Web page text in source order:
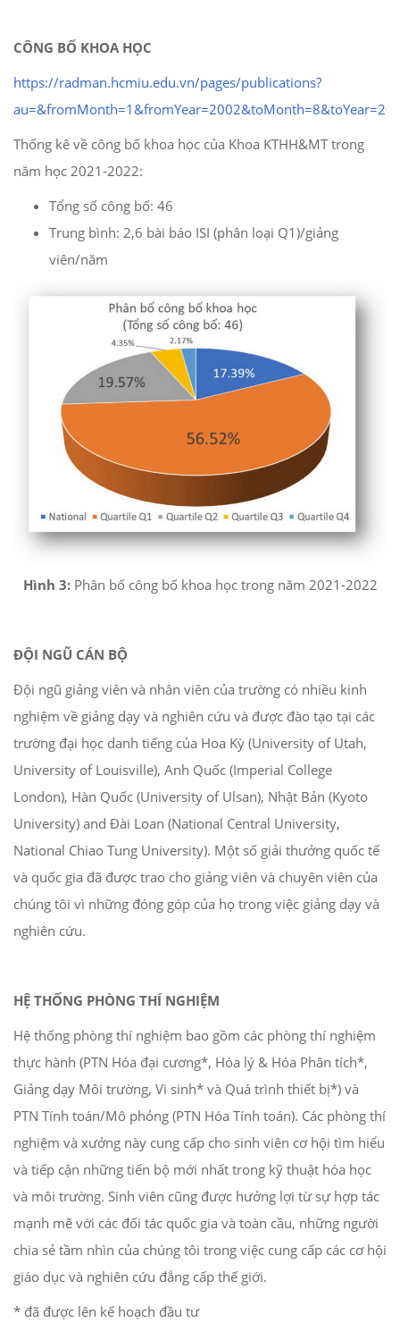
CÔNG BỐ KHOA HỌC
https://radman.hcmiu.edu.vn/pages/publications?
Thống kê về công bố khoa học của Khoa KTHH&MT trong
năm học 2021-2022:
Tổng số công bố: 46
Trung bình: 2,6 bài báo ISI (phân loại Q1)/giảng
viên/năm
Hình 3:Phân bố công bố khoa học trong năm 2021-2022
ĐỘI NGŨ CÁN BỘ
Đội ngũ giảng viên và nhân viên của trường có nhiều kinh
nghiệm về giảng dạy và nghiên cứu và được đào tạo tại các
trường đại học danh tiếng của Hoa Kỳ (University of Utah,
University of Louisville), Anh Quốc (Imperial College
London), Hàn Quốc (University of Ulsan), Nhật Bản (Kyoto
University) and Đài Loan (National Central University,
National Chiao Tung University). Một số giải thưởng quốc tế
và quốc gia đã được trao cho giảng viên và chuyên viên của
chúng tôi vì những đóng góp của họ trong việc giảng dạy và
nghiên cứu.
HỆ THỐNG PHÒNG THÍ NGHIỆM
Hệ thống phòng thí nghiệm bao gồm các phòng thí nghiệm
thực hành (PTN Hóa đại cương*, Hóa lý & Hóa Phân tích*,
Giảng dạy Môi trường, Vi sinh* và Quá trình thiết bị*) và
PTN Tính toán/Mô phỏng (PTN Hóa Tính toán). Các phòng thí
nghiệm và xưởng này cung cấp cho sinh viên cơ hội tìm hiểu
và tiếp cận những tiến bộ mới nhất trong kỹ thuật hóa học
và môi trường. Sinh viên cũng được hưởng lợi từ sự hợp tác
mạnh mẽ với các đối tác quốc gia và toàn cầu, những người
chia sẻ tầm nhìn của chúng tôi trong việc cung cấp các cơ hội
giáo dục và nghiên cứu đẳng cấp thế giới.
* đã được lên kế hoạch đầu tư